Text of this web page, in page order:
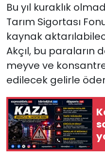
Bu yıl kuraklık
Tarım Sigortası
kaynak
Akçıl, bu paraların
meyve ve
edilecek gelirle